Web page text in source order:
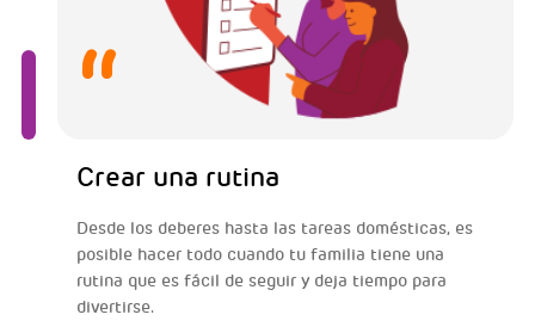
Crear una rutina
Desde los deberes hasta las tareas domésticas, es
posible hacer todo cuando tu familia tiene una
rutina que es fácil de seguir y deja tiempo para
divertirse.